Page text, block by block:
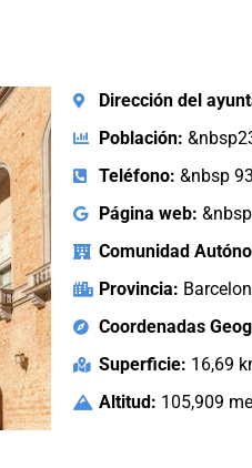
Dirección del
Población:
Teléfono: &nbsp
Página web:
Comunidad
Provincia:
Coordenadas
Superficie: 16,69
Altitud: 105,909